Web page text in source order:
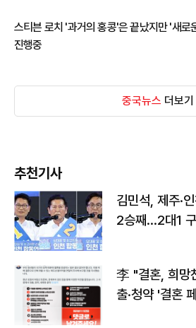
스티븐 로치 '과거의 홍콩'은 끝났지만 '새로
진행중
중국뉴스 더보기
추천기사
김민석, 제주·
2승째…2대1
李 "결혼, 희망
출·청약 '결혼